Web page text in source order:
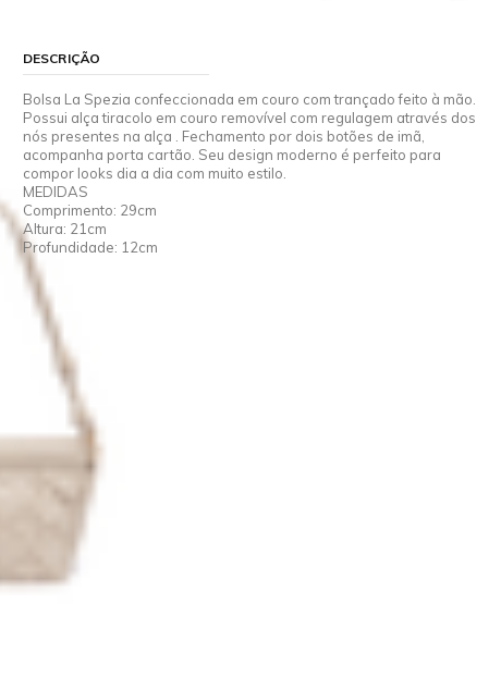
DESCRIÇÃO
Bolsa La Spezia confeccionada em couro com trançado feito à mão.
Possui alça tiracolo em couro removível com regulagem através dos
nós presentes na alça . Fechamento por dois botões de imã,
acompanha porta cartão. Seu design moderno é perfeito para
compor looks dia a dia com muito estilo.
MEDIDAS
Comprimento: 29cm
Altura: 21cm
Profundidade: 12cm